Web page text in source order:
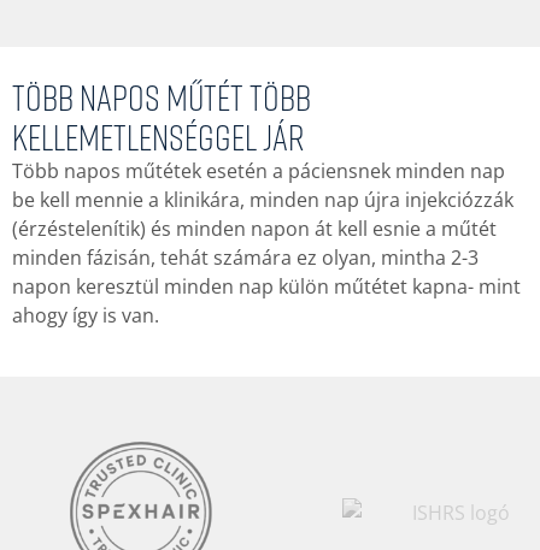
Több napos műtét több
kellemetlenséggel jár
Több napos műtétek esetén a páciensnek minden nap
be kell mennie a klinikára, minden nap újra injekciózzák
(érzéstelenítik) és minden napon át kell esnie a műtét
minden fázisán, tehát számára ez olyan, mintha 2-3
napon keresztül minden nap külön műtétet kapna- mint
ahogy így is van.